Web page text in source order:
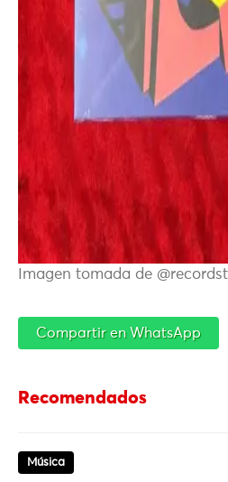
Imagen tomada de
Compartir en WhatsApp
Recomendados
Música